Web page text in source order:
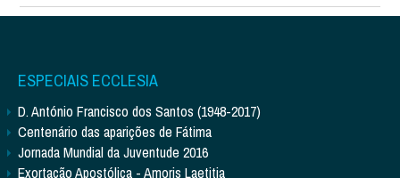
ESPECIAIS ECCLESIA
D. António Francisco dos Santos (1948-2017)
Centenário das aparições de Fátima
Jornada Mundial da Juventude 2016
Exortação Apostólica - Amoris Laetitia